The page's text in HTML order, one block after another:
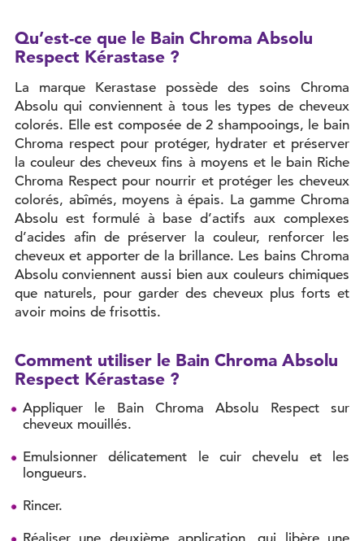
Qu’est-ce que le Bain Chroma Absolu
Respect Kérastase ?
La marque Kerastase possède des soins Chroma
Absolu qui conviennent à tous les types de cheveux
colorés. Elle est composée de 2 shampooings, le bain
Chroma respect pour protéger, hydrater et préserver
la couleur des cheveux fins à moyens et le bain Riche
Chroma Respect pour nourrir et protéger les cheveux
colorés, abîmés, moyens à épais. La gamme Chroma
Absolu est formulé à base d’actifs aux complexes
d’acides afin de préserver la couleur, renforcer les
cheveux et apporter de la brillance. Les bains Chroma
Absolu conviennent aussi bien aux couleurs chimiques
que naturels, pour garder des cheveux plus forts et
avoir moins de frisottis.
Comment utiliser le Bain Chroma Absolu
Respect Kérastase ?
Appliquer le Bain Chroma Absolu Respect sur
cheveux mouillés.
Emulsionner délicatement le cuir chevelu et les
longueurs.
Rincer.